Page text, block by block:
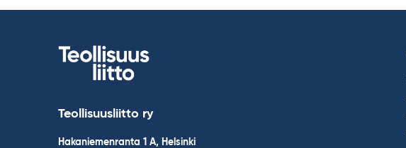
Teollisuusliitto ry
Hakaniemenranta 1 A, Helsinki